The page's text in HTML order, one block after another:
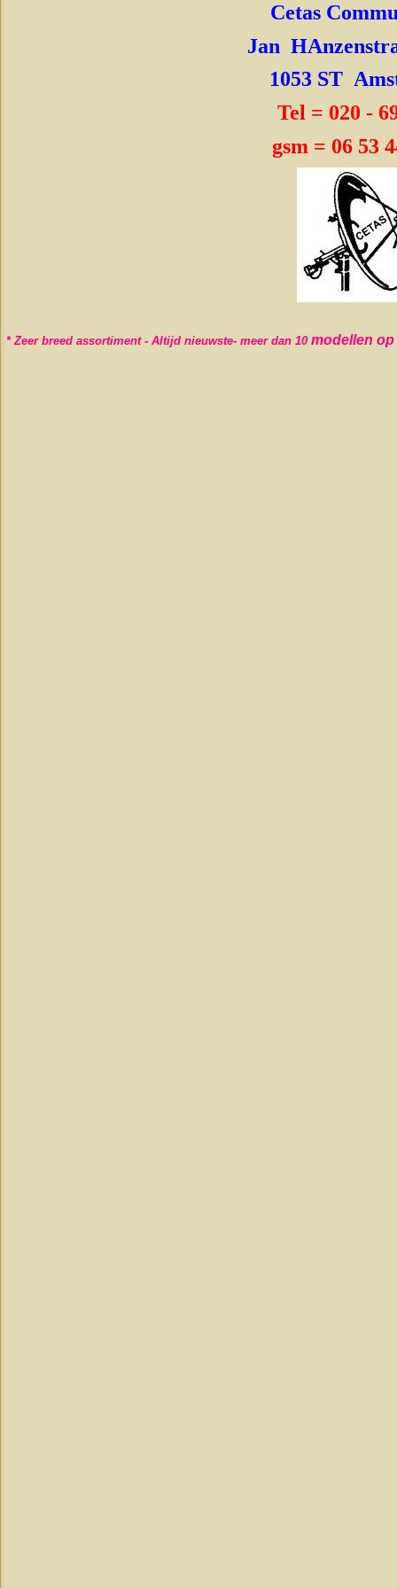
Cetas
Jan
1053 ST
Tel = 020 -
gsm = 06 53
* Zeer breed assortiment - Altijd nieuwste- meer dan 10modellen op